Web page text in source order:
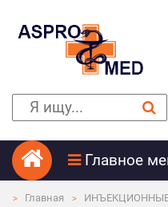
Главное
Главная